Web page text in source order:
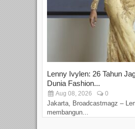
Lenny Ivylen: 26 Tahun
Dunia Fashion...
Aug 08, 2026 0
Jakarta, Broadcastmagz –
membangun...